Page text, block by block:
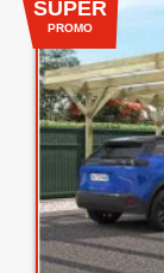
SUPER
PROMO